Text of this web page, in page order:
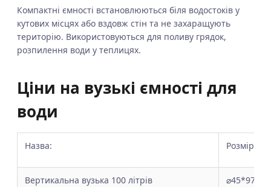
Компактні ємності встановлюються біля водостоків у
кутових місцях або вздовж стін та не захаращують
територію. Використовуються для поливу грядок,
розпилення води у теплицях.
Ціни на вузькі ємності для
води
Назва: Розмір:
Вертикальна вузька 100 літрів ⌀45*97